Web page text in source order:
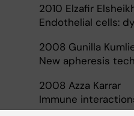
2010 Elzafir
Endothelial cells:
2008 Gunilla
New apheresis
2008 Azza Karrar
Immune